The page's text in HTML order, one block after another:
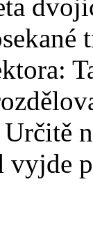
vyjde